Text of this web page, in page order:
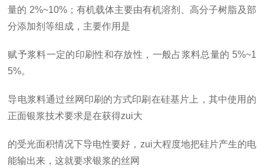
量的 2%~10%；有机载体主要由有机溶剂、高分子树脂及部
分添加剂等组成，主要作用是
赋予浆料一定的印刷性和存放性，一般占浆料总量的 5%~1
5%。
导电浆料通过丝网印刷的方式印刷在硅基片上，其中使用的
正面银浆技术要求是在获得zui大
的受光面积情况下导电性要好， zui大程度地把硅片产生的电
能输出来，这就要求银浆的丝网